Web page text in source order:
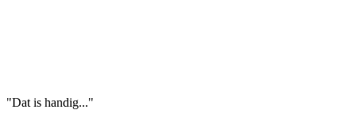
"Dat is handig..."